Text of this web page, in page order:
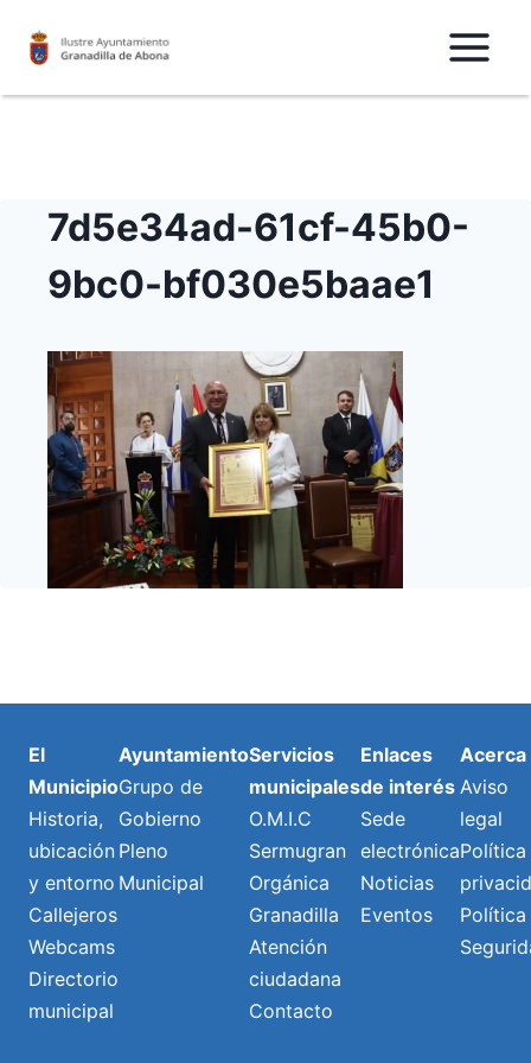
7d5e34ad-61cf-45b0-
9bc0-bf030e5baae1
El
Municipio
Historia,
ubicación
y entorno
Callejeros
Webcams
Directorio
municipal
Ayuntamiento
Grupo de
Gobierno
Pleno
Municipal
Servicios
municipales
O.M.I.C
Sermugran
Orgánica
Granadilla
Atención
ciudadana
Contacto
Enlaces
de interés
Sede
electrónica
Noticias
Eventos
Acerca
Aviso
legal
Política
Política